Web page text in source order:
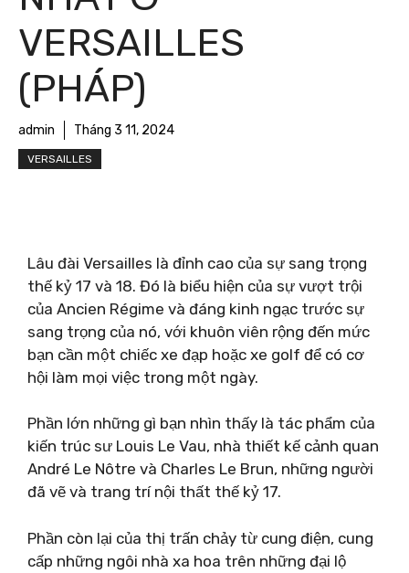
VERSAILLES
(PHÁP)
admin Tháng 3 11, 2024
VERSAILLES
Lâu đài Versailles là đỉnh cao của sự sang trọng
thế kỷ 17 và 18. Đó là biểu hiện của sự vượt trội
của Ancien Régime và đáng kinh ngạc trước sự
sang trọng của nó, với khuôn viên rộng đến mức
bạn cần một chiếc xe đạp hoặc xe golf để có cơ
hội làm mọi việc trong một ngày.
Phần lớn những gì bạn nhìn thấy là tác phẩm của
kiến ​​trúc sư Louis Le Vau, nhà thiết kế cảnh quan
André Le Nôtre và Charles Le Brun, những người
đã vẽ và trang trí nội thất thế kỷ 17.
Phần còn lại của thị trấn chảy từ cung điện, cung
cấp những ngôi nhà xa hoa trên những đại lộ